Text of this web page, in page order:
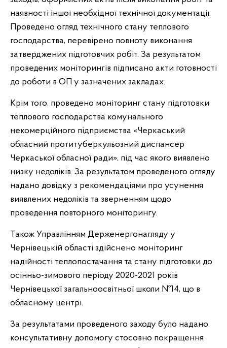
наявності іншої необхідної технічної документації.
Проведено огляд технічного стану теплового
господарства, перевірено повноту виконання
затверджених підготовчих робіт. За результатом
проведених моніторингів підписано акти готовності
до роботи в ОП у зазначених закладах.
Крім того, проведено моніторинг стану підготовки
теплового господарства комунального
некомерційного підприємства «Черкаський
обласний протитуберкульозний диспансер
Черкаської обласної ради», під час якого виявлено
низку недоліків. За результатом проведеного огляду
надано довідку з рекомендаціями про усунення
виявлених недоліків та зверненням щодо
проведення повторного моніторингу.
Також Управлінням Держенергонагляду у
Чернівецькій області здійснено моніторинг
надійності теплопостачання та стану підготовки до
осінньо-зимового періоду 2020-2021 років
Чернівецької загальноосвітньої школи №14, що в
обласному центрі.
За результатами проведеного заходу було надано
консультативну допомогу стосовно покращення